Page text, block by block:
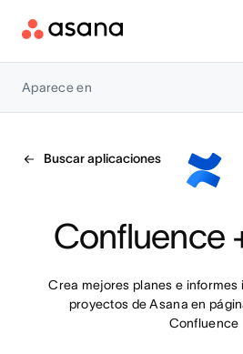
Aparece en
Buscar aplicaciones
Confluence
Crea mejores planes e informes
proyectos de Asana en
Confluence